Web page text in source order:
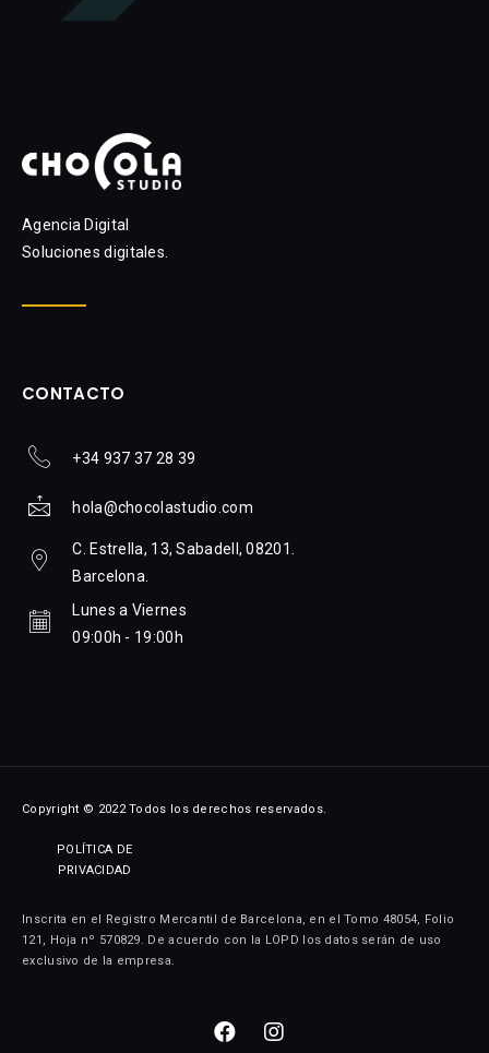
Agencia Digital
Soluciones digitales.
CONTACTO
+34 937 37 28 39
hola@chocolastudio.com
C. Estrella, 13, Sabadell, 08201.
Barcelona.
Lunes a Viernes
09:00h - 19:00h
Copyright © 2022 Todos los derechos reservados.
POLÍTICA DE
PRIVACIDAD
Inscrita en el Registro Mercantil de Barcelona, en el Tomo 48054, Folio
121, Hoja nº 570829. De acuerdo con la LOPD los datos serán de uso
exclusivo de la empresa.